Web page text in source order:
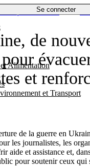
Se connecter
Alimentation
et Transport
Économie
de
et
de la guerre en
les journalistes, les
aide et assistance et,
pour soutenir ceux qui